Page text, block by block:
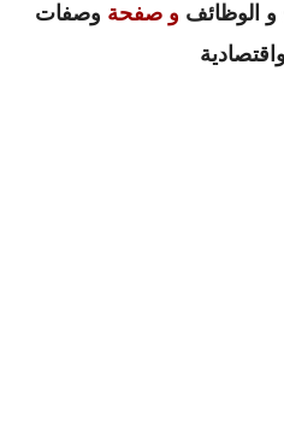
و الوظائف و صفحة وصفات